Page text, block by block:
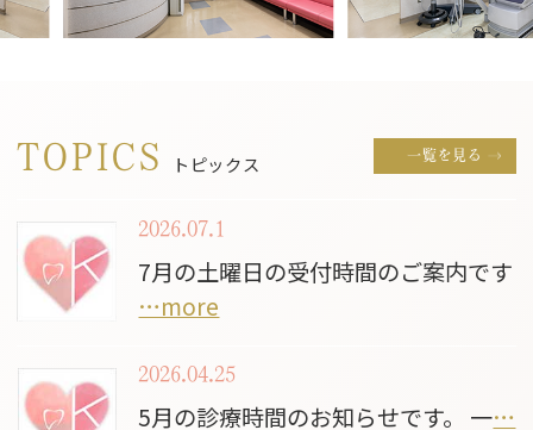
TOPICS トピックス 一覧を見る
2026.07.1
7月の土曜日の受付時間のご案内です
…more
2026.04.25
5月の診療時間のお知らせです。 一…